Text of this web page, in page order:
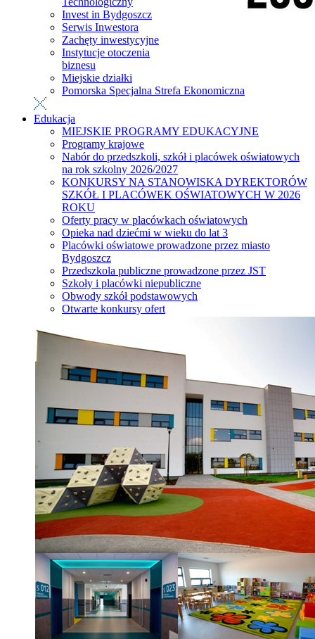
Invest in Bydgoszcz
Serwis Inwestora
Zachęty inwestycyjne
Instytucje otoczenia
biznesu
Miejskie działki
Pomorska Specjalna Strefa Ekonomiczna
Edukacja
MIEJSKIE PROGRAMY EDUKACYJNE
Programy krajowe
Nabór do przedszkoli, szkół i placówek oświatowych
na rok szkolny 2026/2027
KONKURSY NA STANOWISKA DYREKTORÓW
SZKÓŁ I PLACÓWEK OŚWIATOWYCH W 2026
ROKU
Oferty pracy w placówkach oświatowych
Opieka nad dziećmi w wieku do lat 3
Placówki oświatowe prowadzone przez miasto
Bydgoszcz
Przedszkola publiczne prowadzone przez JST
Szkoły i placówki niepubliczne
Obwody szkół podstawowych
Otwarte konkursy ofert